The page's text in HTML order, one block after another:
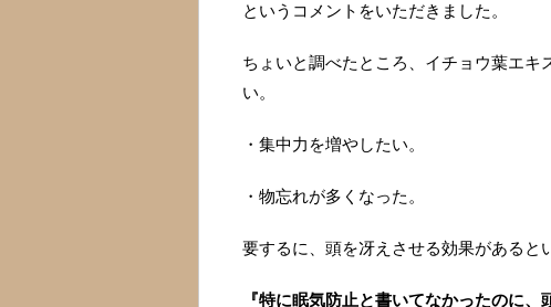
というコメントをいただきました。
ちょいと調べたところ、イチョウ葉エキ
い。
・集中力を増やしたい。
・物忘れが多くなった。
要するに、頭を冴えさせる効果があると
『特に眠気防止と書いてなかったのに